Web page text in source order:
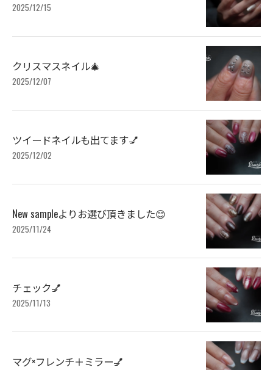
2025/12/15
クリスマスネイル🎄
2025/12/07
ツイードネイルも出てます💅
2025/12/02
New sampleよりお選び頂きました😊
2025/11/24
チェック💅
2025/11/13
マグ×フレンチ＋ミラー💅